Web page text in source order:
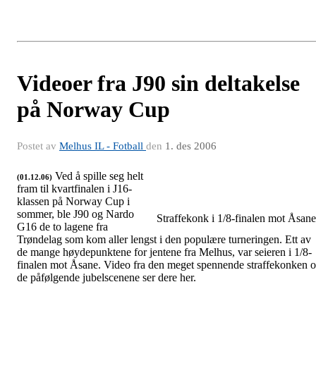
Videoer fra J90 sin deltakelse
på Norway Cup
Postet av Melhus IL - Fotball den 1. des 2006
Straffekonk i 1/8-finalen mot Åsane
(01.12.06) Ved å spille seg helt
fram til kvartfinalen i J16-
klassen på Norway Cup i
sommer, ble J90 og Nardo
G16 de to lagene fra
Trøndelag som kom aller lengst i den populære turneringen. Ett av
de mange høydepunktene for jentene fra Melhus, var seieren i 1/8-
finalen mot Åsane. Video fra den meget spennende straffekonken
de påfølgende jubelscenene ser dere her.